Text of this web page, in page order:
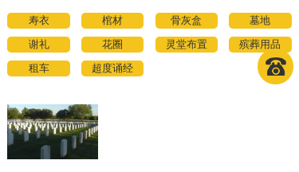
寿衣 棺材 骨灰盒 墓地
谢礼 花圈 灵堂布置 殡葬用品
租车 超度诵经